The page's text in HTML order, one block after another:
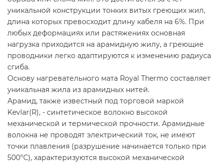
уникальной конструкции тонких витых греющих жил,
длина которых превосходит длину кабеля на 6%. При
любых деформациях или растяжениях основная
нагрузка приходится на арамидную жилу, а греющие
проводники легко адаптируются к изменению радиуса
сгиба.
Основу нагревательного мата Royal Thermo составляет
уникальная жила из арамидных нитей.
Арамид, также известный под торговой маркой
Kevlar(R), - синтетическое волокно высокой
механической и термической прочности. Арамидные
волокна не проводят электрический ток, не имеют
точки плавления (разрушение начинается только при
500°С), характеризуются высокой механической